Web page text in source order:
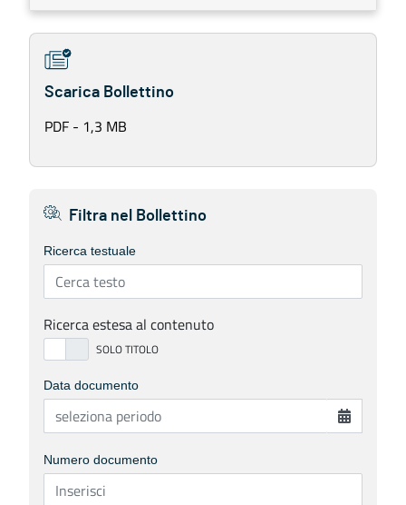
Scarica Bollettino
PDF - 1,3 MB
Filtra nel Bollettino
Ricerca testuale
Ricerca estesa al contenuto
Data documento
Numero documento